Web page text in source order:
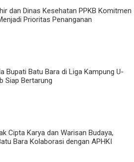
dan Dinas Kesehatan PPKB Komitmen
Prioritas Penanganan
Bupati Batu Bara di Liga Kampung U-
Siap Bertarung
Cipta Karya dan Warisan Budaya,
Bara Kolaborasi dengan APHKI